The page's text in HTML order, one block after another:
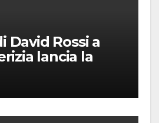
David Rossi a
lancia la